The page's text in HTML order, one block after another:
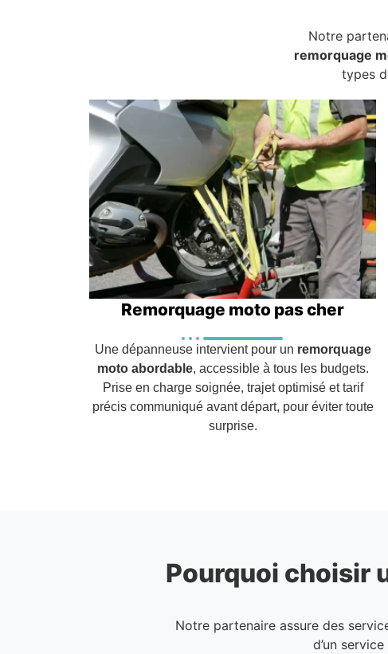
Notre
remorquage
types
Remorquage moto pas cher
Une dépanneuse intervient pour un remorquage
moto abordable, accessible à tous les budgets.
Prise en charge soignée, trajet optimisé et tarif
précis communiqué avant départ, pour éviter toute
surprise.
Pourquoi choisir
Notre partenaire assure des
d’un